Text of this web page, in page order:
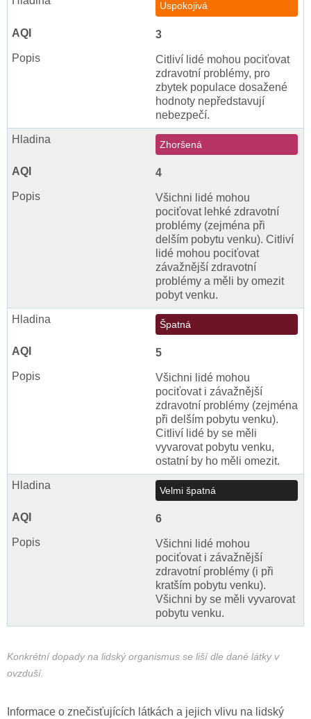
Uspokojivá
3
Citliví lidé mohou pociťovat
zdravotní problémy, pro
zbytek populace dosažené
hodnoty nepředstavují
nebezpečí.
Zhoršená
4
Všichni lidé mohou
pociťovat lehké zdravotní
problémy (zejména při
delším pobytu venku). Citliví
lidé mohou pociťovat
závažnější zdravotní
problémy a měli by omezit
pobyt venku.
Špatná
5
Všichni lidé mohou
pociťovat i závažnější
zdravotní problémy (zejména
při delším pobytu venku).
Citliví lidé by se měli
vyvarovat pobytu venku,
ostatní by ho měli omezit.
Velmi špatná
6
Všichni lidé mohou
pociťovat i závažnější
zdravotní problémy (i při
kratším pobytu venku).
Všichni by se měli vyvarovat
pobytu venku.
Konkrétní dopady na lidský organismus se liší dle dané látky v
ovzduší.
Informace o znečisťujících látkách a jejich vlivu na lidský